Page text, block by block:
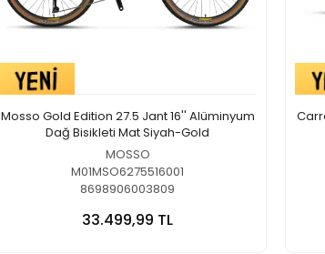
Mosso Gold Edition 27.5 Jant 16'' Alüminyum
Dağ Bisikleti Mat Siyah-Gold
MOSSO
M01MSO6275516001
8698906003809
33.499,99 TL